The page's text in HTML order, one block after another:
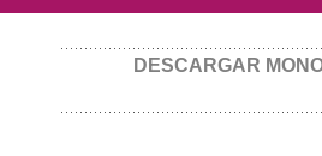
DESCARGAR